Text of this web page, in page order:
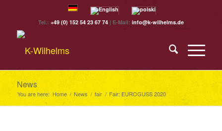
Tel.: +49 (0) 152 54 23 67 74| E-Mail: info@k-wilhelms.de
News
You are here: Home / News / fair / Fair: EUROGUSS 2020